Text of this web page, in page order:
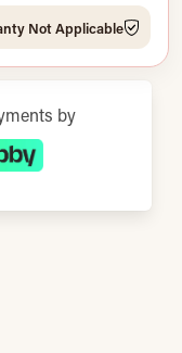
Not Applicable
by